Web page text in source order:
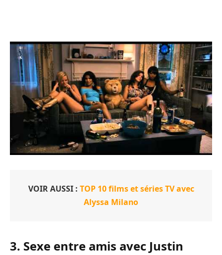
VOIR AUSSI : TOP 10 films et séries TV avec
Alyssa Milano
3. Sexe entre amis avec Justin